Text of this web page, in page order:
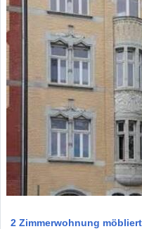
2 Zimmerwohnung